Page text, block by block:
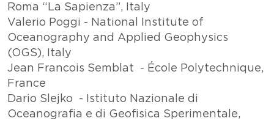
Roma “La Sapienza”, Italy
Valerio Poggi - National Institute of
Oceanography and Applied Geophysics
(OGS), Italy
Jean Francois Semblat - École Polytechnique,
France
Dario Slejko - Istituto Nazionale di
Oceanografia e di Geofisica Sperimentale,